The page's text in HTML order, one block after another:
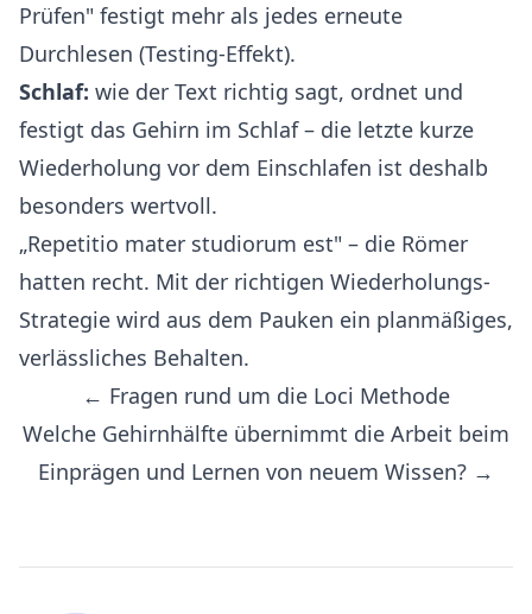
Prüfen" festigt mehr als jedes erneute
Durchlesen (Testing-Effekt).
Schlaf: wie der Text richtig sagt, ordnet und
festigt das Gehirn im Schlaf – die letzte kurze
Wiederholung vor dem Einschlafen ist deshalb
besonders wertvoll.
„Repetitio mater studiorum est" – die Römer
hatten recht. Mit der richtigen Wiederholungs-
Strategie wird aus dem Pauken ein planmäßiges,
verlässliches Behalten.
← Fragen rund um die Loci Methode
Welche Gehirnhälfte übernimmt die Arbeit beim
Einprägen und Lernen von neuem Wissen? →